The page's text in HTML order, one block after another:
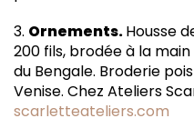
3. Ornements.Housse
200 fils, brodée à la
du Bengale. Broderie
Venise. Chez Ateliers
scarletteateliers.com